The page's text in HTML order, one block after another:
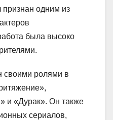
признан одним из
была высоко
своими ролями в
и «Дурак». Он также
сериалов,